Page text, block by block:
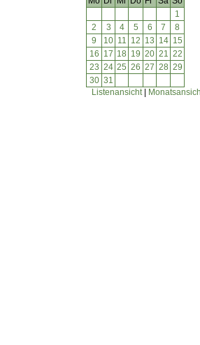
1
2
3 4 5 6 7
8
9
10 11 12 13 14 15
16 17 18 19 20 21 22
23 24 25 26 27 28 29
30 31
Listenansicht|